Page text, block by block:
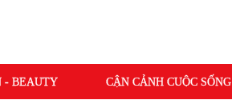
- BEAUTY CẬN CẢNH CUỘC SỐNG